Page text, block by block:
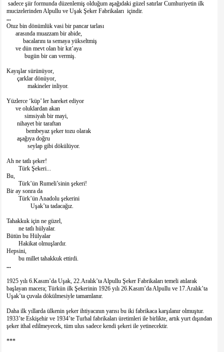
sadece şiir formunda düzenlemiş olduğum aşağıdaki güzel satırlar Cumhuriyetin ilk
mucizelerinden Alpullu ve Uşak Şeker Fabrikaları içindir.
...
Otuz bin dönümlük vasi bir pancar tarlası
arasında muazzam bir abide,
bacalarını ta semaya yükseltmiş
ve dün mevt olan bir kıt’aya
bugün bir can vermiş.
Kayışlar sürünüyor,
çarklar dönüyor,
makineler inliyor.
Yüzlerce ‘küp’ ler hareket ediyor
ve oluklardan akan
simsiyah bir mayi,
nihayet bir taraftan
bembeyaz şeker tozu olarak
aşağıya doğru
seylap gibi dökülüyor.
Ah ne tatlı şeker!
Türk Şekeri...
Bu,
Türk’ün Rumeli’sinin şekeri!
Bir ay sonra da
Türk’ün Anadolu şekerini
Uşak’ta tadacağız.
Tahakkuk için ne güzel,
ne tatlı hülyalar.
Bütün bu Hülyalar
Hakikat olmuşlardır.
Hepsini,
bu millet tahakkuk ettirdi.
...
1925 yılı 6.Kasım’da Uşak, 22.Aralık’ta Alpullu Şeker Fabrikaları temeli atılarak
başlayan macera; Türkün ilk Şekerinin 1926 yılı 26.Kasım’da Alpullu ve 17.Aralık’ta
Uşak’ta çuvala dökülmesiyle tamamlanır.
Daha ilk yıllarda ülkenin şeker ihtiyacının yarısı bu iki fabrikaca karşılanır olmuştur.
1933’te Eskişehir ve 1934’te Turhal fabrikaları üretimleri ile birlikte, artık yurt dışından
şeker ithal edilmeyecek, tüm ulus sadece kendi şekeri ile yetinecektir.
***